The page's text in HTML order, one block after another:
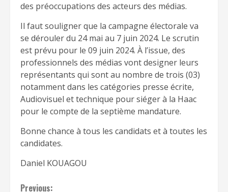
des préoccupations des acteurs des médias.
Il faut souligner que la campagne électorale va
se dérouler du 24 mai au 7 juin 2024. Le scrutin
est prévu pour le 09 juin 2024. À l’issue, des
professionnels des médias vont designer leurs
représentants qui sont au nombre de trois (03)
notamment dans les catégories presse écrite,
Audiovisuel et technique pour siéger à la Haac
pour le compte de la septième mandature.
Bonne chance à tous les candidats et à toutes les
candidates.
Daniel KOUAGOU
Previous: